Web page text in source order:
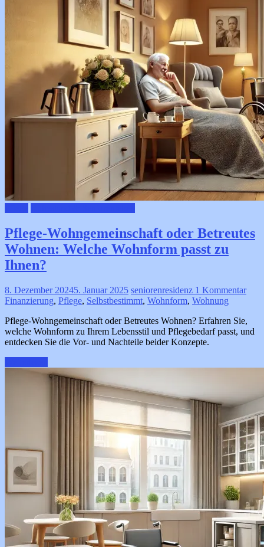
Pflege-Wohngemeinschaft oder Betreutes
Wohnen: Welche Wohnform passt zu
Ihnen?
8. Dezember 20245. Januar 2025 seniorenresidenz 1 Kommentar
Finanzierung, Pflege, Selbstbestimmt, Wohnform, Wohnung
Pflege-Wohngemeinschaft oder Betreutes Wohnen? Erfahren Sie,
welche Wohnform zu Ihrem Lebensstil und Pflegebedarf passt, und
entdecken Sie die Vor- und Nachteile beider Konzepte.